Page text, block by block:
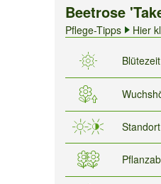
Beetrose
Pflege-Tipps Hier
Blütezeit
Standort